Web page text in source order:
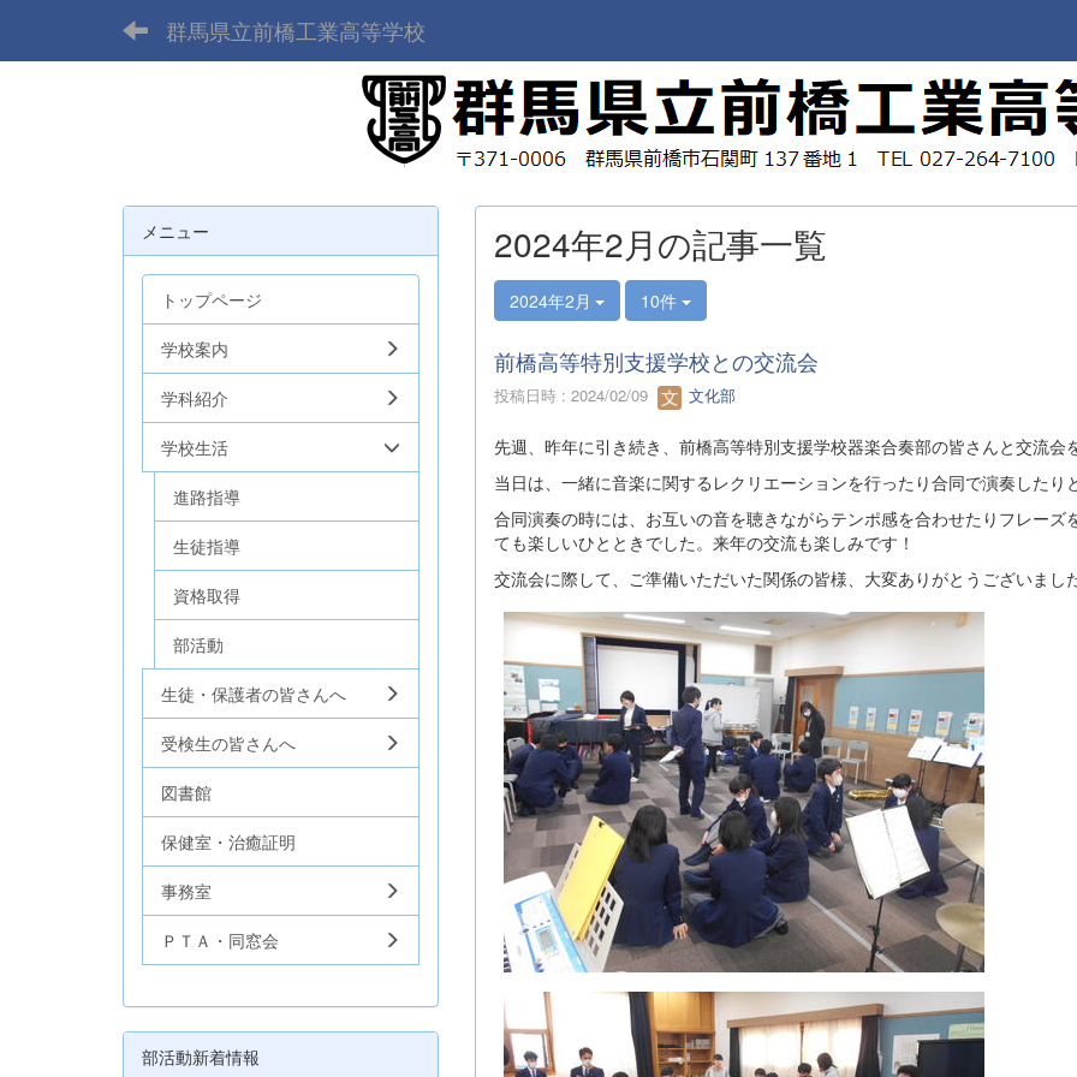
群馬県立前橋工業高等学校
2024年2月の記事一覧
2024年2月 10件
前橋高等特別支援学校との交流会
投稿日時 : 2024/02/09 文化部
先週、昨年に引き続き、前橋高等特別支援学校器楽合奏部の皆さんと交流会
当日は、一緒に音楽に関するレクリエーションを行ったり合同で演奏したり
合同演奏の時には、お互いの音を聴きながらテンポ感を合わせたりフレー
ても楽しいひとときでした。来年の交流も楽しみです！
交流会に際して、ご準備いただいた関係の皆様、大変ありがとうございまし
メニュー
トップページ
学校案内
学科紹介
学校生活
進路指導
生徒指導
資格取得
部活動
生徒・保護者の皆さんへ
受検生の皆さんへ
図書館
保健室・治癒証明
事務室
ＰＴＡ・同窓会
部活動新着情報